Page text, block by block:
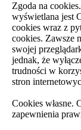
Zgoda na
wyświetlana jest
cookies wraz z
cookies. Zawsze
swojej
jednak, że
trudności w
stron
Cookies własne.
zapewnienia